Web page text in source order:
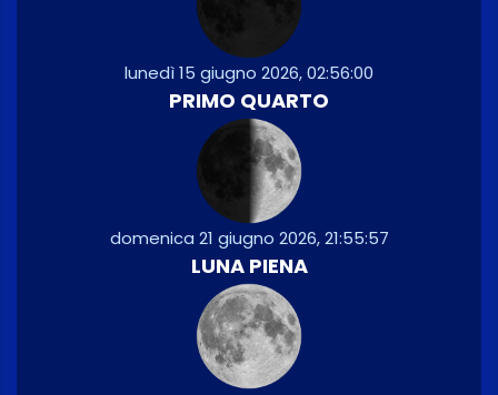
lunedì 15 giugno 2026, 02:56:00
PRIMO QUARTO
domenica 21 giugno 2026, 21:55:57
LUNA PIENA